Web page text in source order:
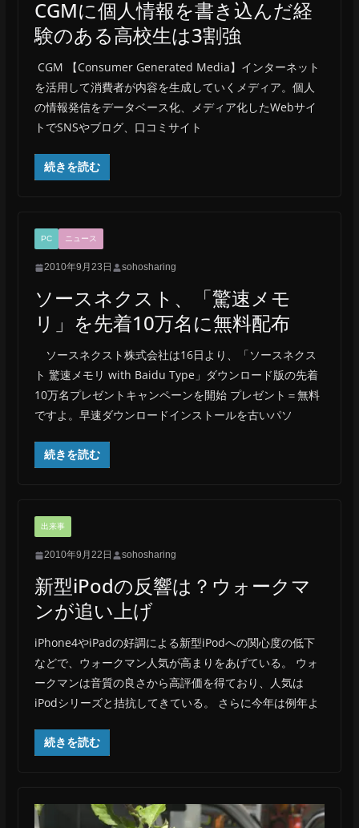
CGMに個人情報を書き込んだ経
験のある高校生は3割強
CGM 【Consumer Generated Media】インターネット
を活用して消費者が内容を生成していくメディア。個人
の情報発信をデータベース化、メディア化したWebサイ
トでSNSやブログ、口コミサイト
続きを読む
PC ニュース
2010年9月23日 sohosharing
ソースネクスト、「驚速メモ
リ」を先着10万名に無料配布
ソースネクスト株式会社は16日より、「ソースネクス
ト 驚速メモリ with Baidu Type」ダウンロード版の先着
10万名プレゼントキャンペーンを開始 プレゼント＝無料
ですよ。早速ダウンロードインストールを古いパソ
続きを読む
出来事
2010年9月22日 sohosharing
新型iPodの反響は？ウォークマ
ンが追い上げ
iPhone4やiPadの好調による新型iPodへの関心度の低下
などで、ウォークマン人気が高まりをあげている。 ウォ
ークマンは音質の良さから高評価を得ており、人気は
iPodシリーズと拮抗してきている。 さらに今年は例年よ
続きを読む